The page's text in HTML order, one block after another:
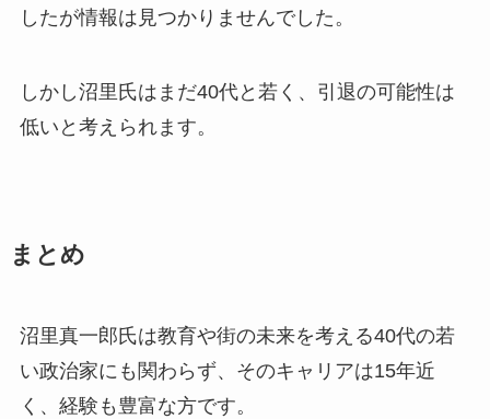
したが情報は見つかりませんでした。
しかし沼里氏はまだ40代と若く、引退の可能性は
低いと考えられます。
まとめ
沼里真一郎氏は教育や街の未来を考える40代の若
い政治家にも関わらず、 そのキャリアは15年近
く、経験も豊富な方です。